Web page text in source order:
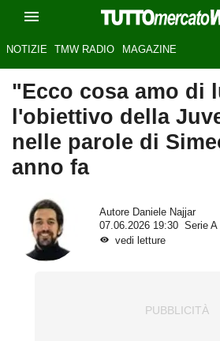
NOTIZIE TMW RADIO MAGAZINE
"Ecco cosa amo di
l'obiettivo della
nelle parole di
anno fa
Autore Daniele Najjar
07.06.2026 19:30
Serie A
vedi letture